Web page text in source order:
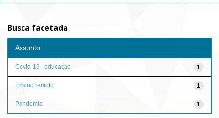
Busca facetada
Assunto
1
Covid-19 - educação
1
Ensino remoto
1
Pandemia